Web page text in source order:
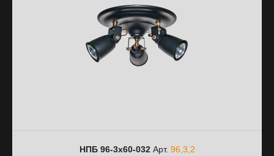
НПБ 96-3х60-032Арт. 96,3,2